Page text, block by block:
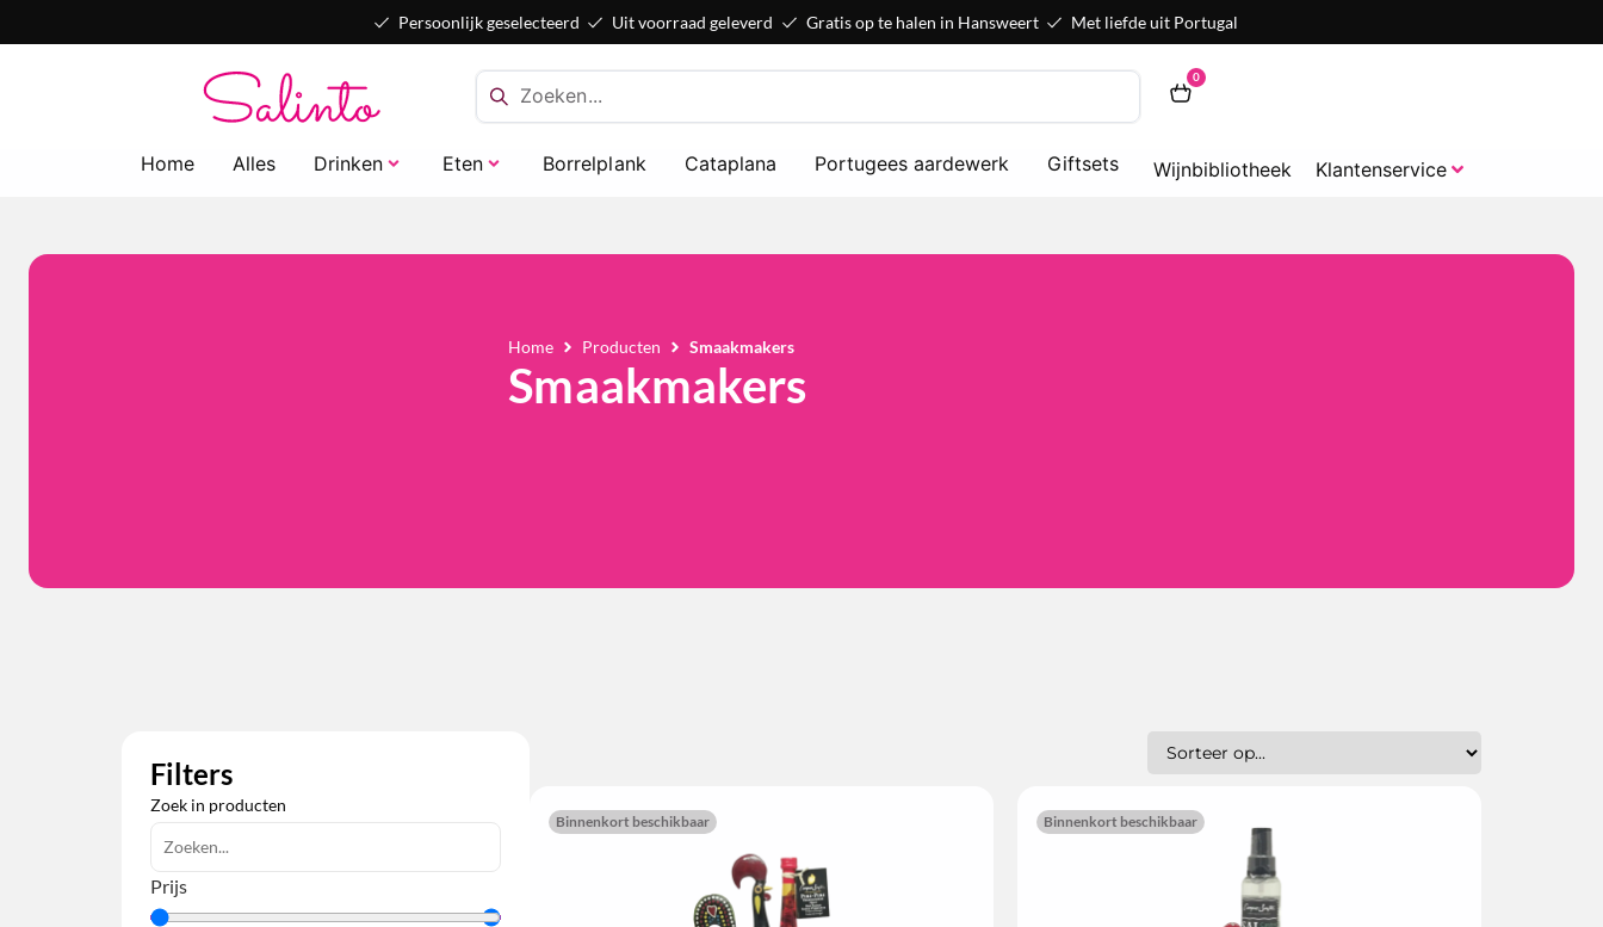
Persoonlijk geselecteerd Uit voorraad geleverd Gratis op te halen in Hansweert Met liefde uit Portugal
0
Home Alles Drinken Eten Borrelplank Cataplana Portugees aardewerk Giftsets Wijnbibliotheek Klantenservice
Home Producten Smaakmakers
Smaakmakers
Filters
Zoek in producten
Prijs
Binnenkort beschikbaar Binnenkort beschikbaar